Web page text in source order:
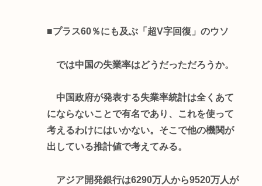
■プラス60％にも及ぶ「超V字回復」のウソ
では中国の失業率はどうだっただろうか。
中国政府が発表する失業率統計は全くあて
にならないことで有名であり、これを使って
考えるわけにはいかない。そこで他の機関が
出している推計値で考えてみる。
アジア開発銀行は6290万人から9520万人が